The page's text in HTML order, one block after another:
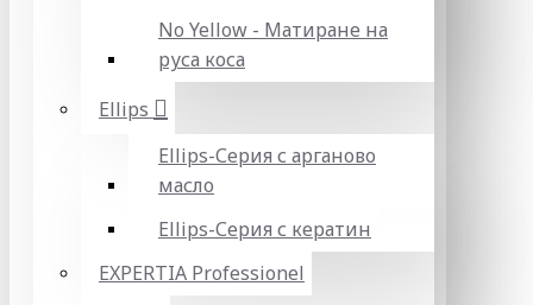
No Yellow - Матиране на
руса коса
Ellips
Ellips-Серия с арганово
масло
Ellips-Серия с кератин
EXPERTIA Professionel